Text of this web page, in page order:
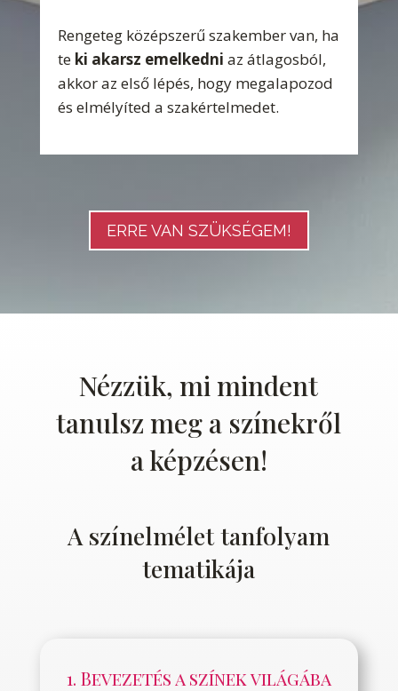
Rengeteg középszerű szakember van, ha
te ki akarsz emelkedni az átlagosból,
akkor az első lépés, hogy megalapozod
és elmélyíted a szakértelmedet.
ERRE VAN SZÜKSÉGEM!
Nézzük, mi mindent
tanulsz meg a színekről
a képzésen!
A színelmélet tanfolyam
tematikája
1. Bevezetés a színek világába